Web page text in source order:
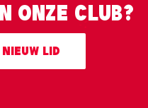
onze club?
lid